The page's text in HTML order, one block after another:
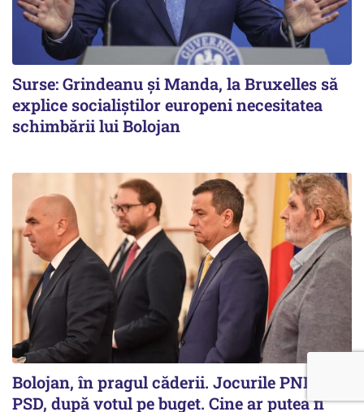
Surse: Grindeanu și Manda, la Bruxelles să
explice socialiștilor europeni necesitatea
schimbării lui Bolojan
Bolojan, în pragul căderii. Jocurile PNL și
PSD, după votul pe buget. Cine ar putea fi